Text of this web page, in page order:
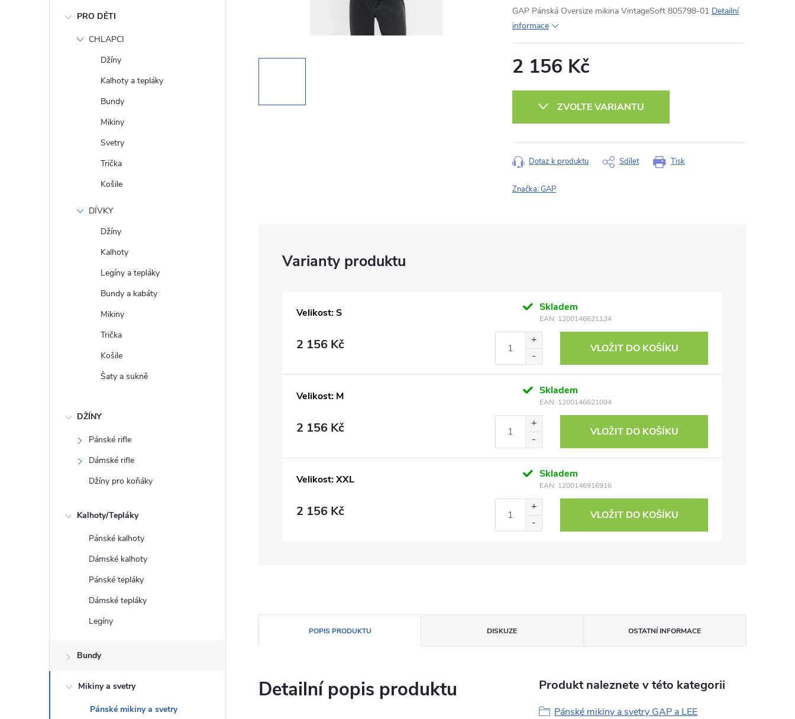
PRO DĚTI
CHLAPCI
Džíny
Kalhoty a tepláky
Bundy
Mikiny
Svetry
Trička
Košile
DÍVKY
Džíny
Kalhoty
Legíny a tepláky
Bundy a kabáty
Mikiny
Trička
Košile
Šaty a sukně
DŽÍNY
Pánské rifle
Dámské rifle
Džíny pro koňáky
Kalhoty/Tepláky
Pánské kalhoty
Dámské kalhoty
Pánské tepláky
Dámské tepláky
Legíny
Bundy
Mikiny a svetry
Pánské mikiny a svetry
GAP Pánská Oversize mikina VintageSoft 805798-01 Detailní
informace
2 156 Kč
ZVOLTE VARIANTU
Tisk
Dotaz k produktu Sdílet
Značka:GAP
Velikost: S Skladem
EAN: 1200146621124
2 156 Kč VLOŽIT DO KOŠÍKU
Velikost: M Skladem
EAN: 1200146621094
2 156 Kč VLOŽIT DO KOŠÍKU
Velikost: XXL Skladem
EAN: 1200146916916
2 156 Kč VLOŽIT DO KOŠÍKU
POPIS PRODUKTU DISKUZE OSTATNÍ INFORMACE
Detailní popis produktu Produkt naleznete v této kategorii
Pánské mikiny a svetry GAP a LEE